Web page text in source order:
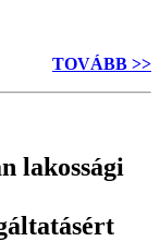
TOVÁBB >>
lakossági